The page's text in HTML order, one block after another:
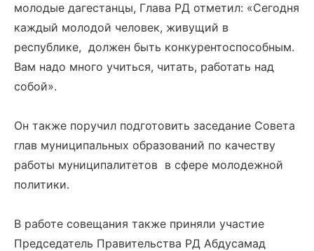
молодые дагестанцы, Глава РД отметил: «Сегодня
каждый молодой человек, живущий в
республике, должен быть конкурентоспособным.
Вам надо много учиться, читать, работать над
собой».
Он также поручил подготовить заседание Совета
глав муниципальных образований по качеству
работы муниципалитетов в сфере молодежной
политики.
В работе совещания также приняли участие
Председатель Правительства РД Абдусамад